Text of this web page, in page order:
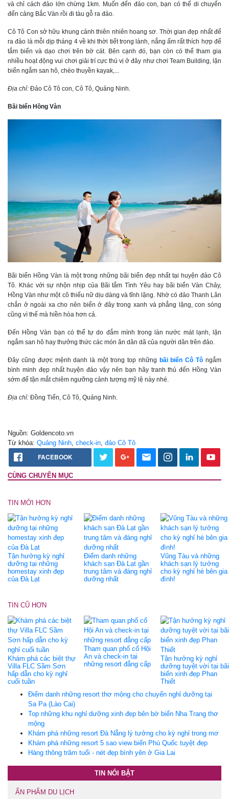
và chỉ cách đảo lớn chừng 1km. Muốn đến đảo con, bạn có thể di chuyển
đến cảng Bắc Vàn rồi đi tàu gỗ ra đảo.
Cô Tô Con sở hữu khung cảnh thiên nhiên hoang sơ. Thời gian đẹp nhất để
ra đảo là mỗi dịp tháng 4 về khi thời tiết trong lành, nắng ấm rất thích hợp để
tắm biển và dạo chơi trên bờ cát. Bên cạnh đó, bạn còn có thể tham gia
nhiều hoạt động vui chơi giải trí cực thú vị ở đây như chơi Team Building, lặn
biển ngắm san hô, chèo thuyền kayak,...
Địa chỉ: Đảo Cô Tô con, Cô Tô, Quảng Ninh.
Bãi biển Hồng Vàn
Bãi biển Hồng Vàn là một trong những bãi biển đẹp nhất tại huyện đảo Cô
Tô. Khác với sự nhộn nhịp của Bãi tắm Tình Yêu hay bãi biển Vàn Chảy,
Hồng Vàn như một cô thiếu nữ dịu dàng và tĩnh lặng. Nhờ có đảo Thanh Lân
chắn ở ngoài xa cho nên biển ở đây trong xanh và phẳng lặng, con sóng
cũng vì thế mà hiền hòa hơn cả.
Đến Hồng Vàn bạn có thể tự do đắm mình trong làn nước mát lạnh, lặn
ngắm san hô hay thưởng thức các món ăn dân dã của người dân trên đảo.
Đây cũng được mệnh danh là một trong top những bãi biển Cô Tô ngắm
bình minh đẹp nhất huyện đảo vậy nên bạn hãy tranh thủ đến Hồng Vàn
sớm để tận mắt chiêm ngưỡng cảnh tượng mỹ lệ này nhé.
Địa chỉ: Đồng Tiến, Cô Tô, Quảng Ninh.
Nguồn: Goldencoto.vn
Từ khóa: Quảng Ninh, check-in, đảo Cô Tô
FACEBOOK
CÙNG CHUYÊN MỤC
TIN MỚI HƠN
Tận hưởng kỳ nghỉ
dưỡng tại những
homestay xinh đẹp
của Đà Lạt
Điểm danh những
khách sạn Đà Lạt gần
trung tâm và đáng nghỉ
dưỡng nhất
Vũng Tàu và những
khách sạn lý tưởng
cho kỳ nghỉ hè bên gia
đình!
TIN CŨ HƠN
Khám phá các biệt thự
Villa FLC Sầm Sơn
hấp dẫn cho kỳ nghỉ
cuối tuần
Tham quan phố cổ Hội
An và check-in tại
những resort đẳng cấp
Tận hưởng kỳ nghỉ
dưỡng tuyệt vời tại bãi
biển xinh đẹp Phan
Thiết
Điểm danh những resort thơ mộng cho chuyến nghỉ dưỡng tại
Sa Pa (Lào Cai)
Top những khu nghỉ dưỡng xinh đẹp bên bờ biển Nha Trang thơ
mộng
Khám phá những resort Đà Nẵng lý tưởng cho kỳ nghỉ trong mơ
Khám phá những resort 5 sao view biển Phú Quốc tuyệt đẹp
Hàng thông trăm tuổi - nét đẹp bình yên ở Gia Lai
TIN NỔI BẬT
ẤN PHẨM DU LỊCH